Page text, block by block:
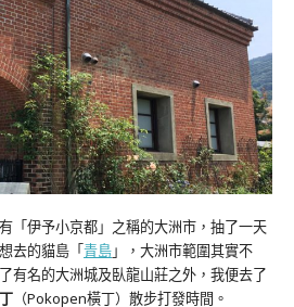
「伊予小京都」之稱的大洲市，抽了一天
去的貓島「青島」，大洲市範圍其實不
有名的大洲城及臥龍山莊之外，我便去了
（Pokopen橫丁）散步打發時間。